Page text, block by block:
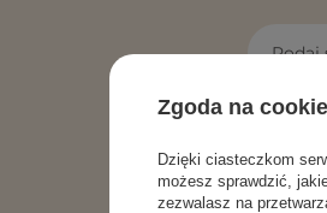
Podaj
Zgoda na
Dzięki ciasteczkom
możesz sprawdzić,
zezwalasz na